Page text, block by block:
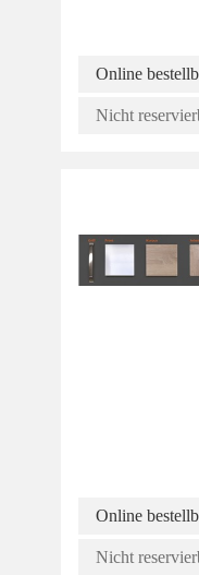
Online
Nicht
Online
Nicht